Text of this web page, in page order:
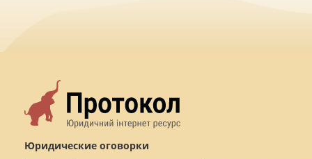
Юридические оговорки